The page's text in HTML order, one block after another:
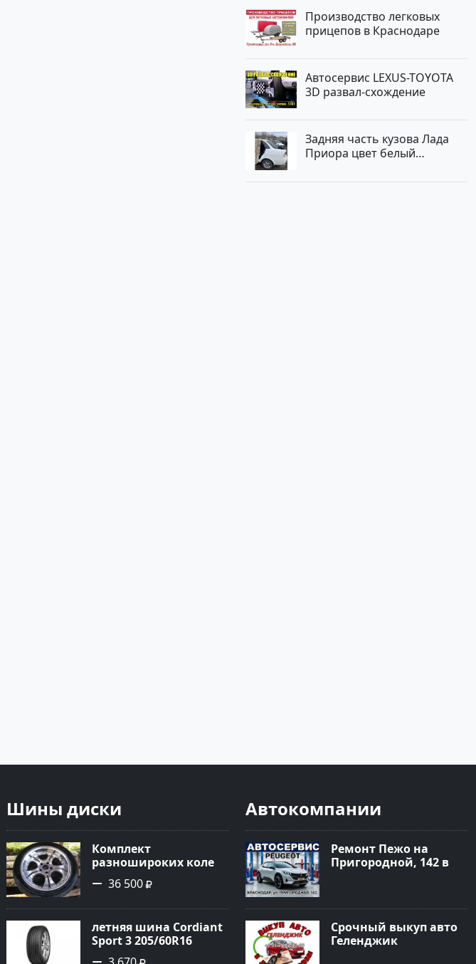
Производство легковых
прицепов в Краснодаре
Автосервис LEXUS-TOYOTA
3D развал-схождение
Задняя часть кузова Лада
Приора цвет белый
Шины диски
Комплект
разношироких колес
R-18 хром Краснодар
36 500
летняя шина Cordiant
Sport 3 205/60R16
Автокомпании
Ремонт Пежо на
Пригородной, 142 в
Срочный выкуп авто
Геленджик